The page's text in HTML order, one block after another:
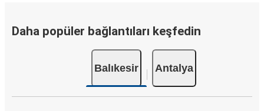
Daha popüler bağlantıları keşfedin
Balıkesir Antalya